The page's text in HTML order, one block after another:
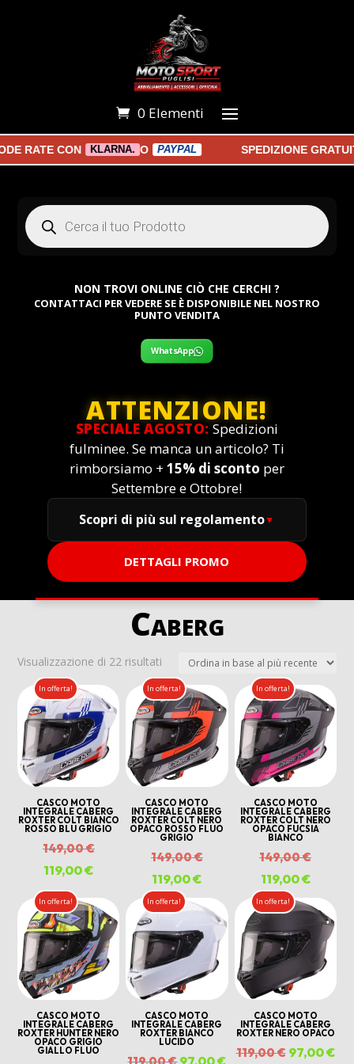
0 Elementi
RATE CON KLARNA. O PAYPAL SPEDIZIONE
Products
search
NON TROVI ONLINE CIÒ CHE CERCHI ?
CONTATTACI PER VEDERE SE È DISPONIBILE NEL NOSTRO
PUNTO VENDITA
WhatsApp
ATTENZIONE!
SPECIALE AGOSTO: Spedizioni
fulminee. Se manca un articolo? Ti
rimborsiamo + 15% di sconto per
Settembre e Ottobre!
Scopri di più sul regolamento
DETTAGLI PROMO
Caberg
Visualizzazione di 22 risultati Ordina
in
base
al
più
recente
In offerta!
CASCO MOTO
INTEGRALE CABERG
ROXTER COLT BIANCO
ROSSO BLU GRIGIO
149,00€Il
originale
era:
149,00 €.
119,00€Il
attuale
è:
119,00 €.
In offerta!
CASCO MOTO
INTEGRALE CABERG
ROXTER COLT NERO
OPACO ROSSO FLUO
GRIGIO
149,00€Il
originale
era:
149,00 €.
119,00€Il
prezzo
attuale
è:
119,00 €.
In offerta!
CASCO MOTO
INTEGRALE CABERG
ROXTER COLT NERO
OPACO FUCSIA
BIANCO
149,00€Il
era:
149,00
119,00€Il
prezzo
attuale
è:
119,00
In offerta!
CASCO MOTO
INTEGRALE CABERG
ROXTER HUNTER NERO
OPACO GRIGIO
GIALLO FLUO
In offerta!
CASCO MOTO
INTEGRALE CABERG
ROXTER BIANCO
LUCIDO
Il
Il
In offerta!
CASCO MOTO
INTEGRALE CABERG
ROXTER NERO OPACO
119,00€ Il
97,00€Il